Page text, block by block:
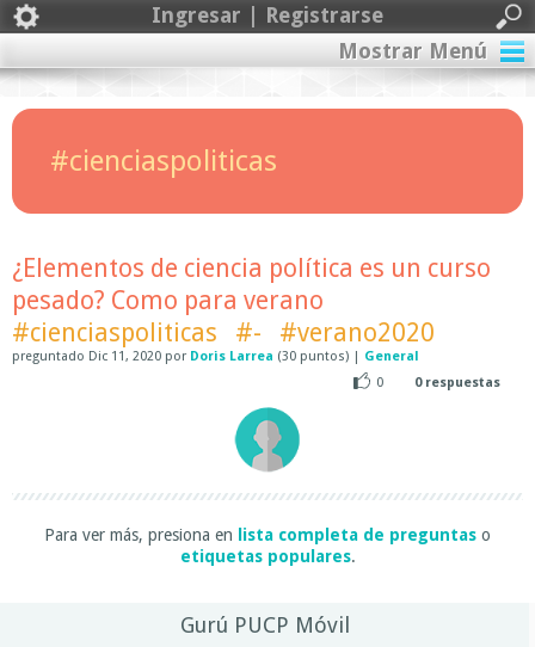
Ingresar | Registrarse
Mostrar Menú
#cienciaspoliticas
¿Elementos de ciencia política es un curso
pesado? Como para verano
#cienciaspoliticas
#- #verano2020
preguntado Dic 11, 2020 por Doris Larrea (30 puntos) | General
0
0respuestas
Para ver más, presiona en lista completa de preguntas o
etiquetas populares.
Gurú PUCP Móvil